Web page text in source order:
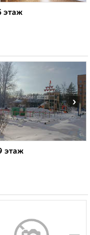
этаж
›
этаж